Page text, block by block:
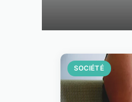
SOCIÉTÉ